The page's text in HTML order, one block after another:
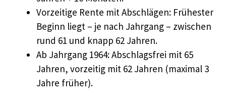
Vorzeitige Rente mit Abschlägen: Frühester
Beginn liegt – je nach Jahrgang – zwischen
rund 61 und knapp 62 Jahren.
Ab Jahrgang 1964: Abschlagsfrei mit 65
Jahren, vorzeitig mit 62 Jahren (maximal 3
Jahre früher).